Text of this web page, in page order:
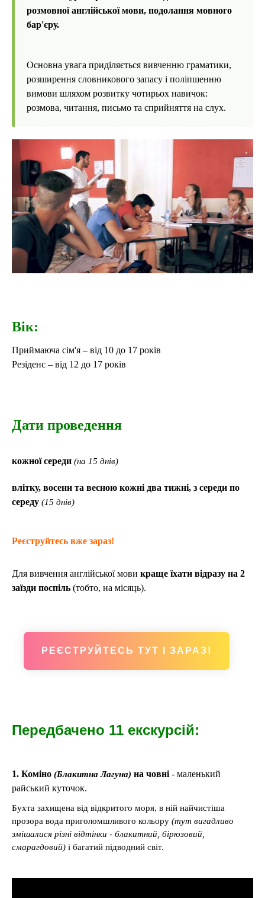
розмовної англійської мови, подолання мовного
бар'єру.
Основна увага приділяється вивченню граматики,
розширення словникового запасу і поліпшенню
вимови шляхом розвитку чотирьох навичок:
розмова, читання, письмо та сприйняття на слух.
Вік:
Приймаюча сім'я – від 10 до 17 років
Резіденс – від 12 до 17 років
Дати проведення
кожної середи (на 15 днів)
влітку, восени та весною кожні два тижні, з середи по
середу (15 днів)
Реєструйтесь вже зараз!
Для вивчення англійської мови краще їхати відразу на 2
заїзди поспіль (тобто, на місяць).
РЕЄСТРУЙТЕСЬ ТУТ І ЗАРАЗ!
Передбачено 11 екскурсій:
1. Коміно (Блакитна Лагуна) на човні - маленький
райський куточок.
Бухта захищена від відкритого моря, в ній найчистіша
прозора вода приголомшливого кольору (тут вигадливо
змішалися різні відтінки - блакитний, бірюзовий,
смарагдовий) і багатий підводний світ.